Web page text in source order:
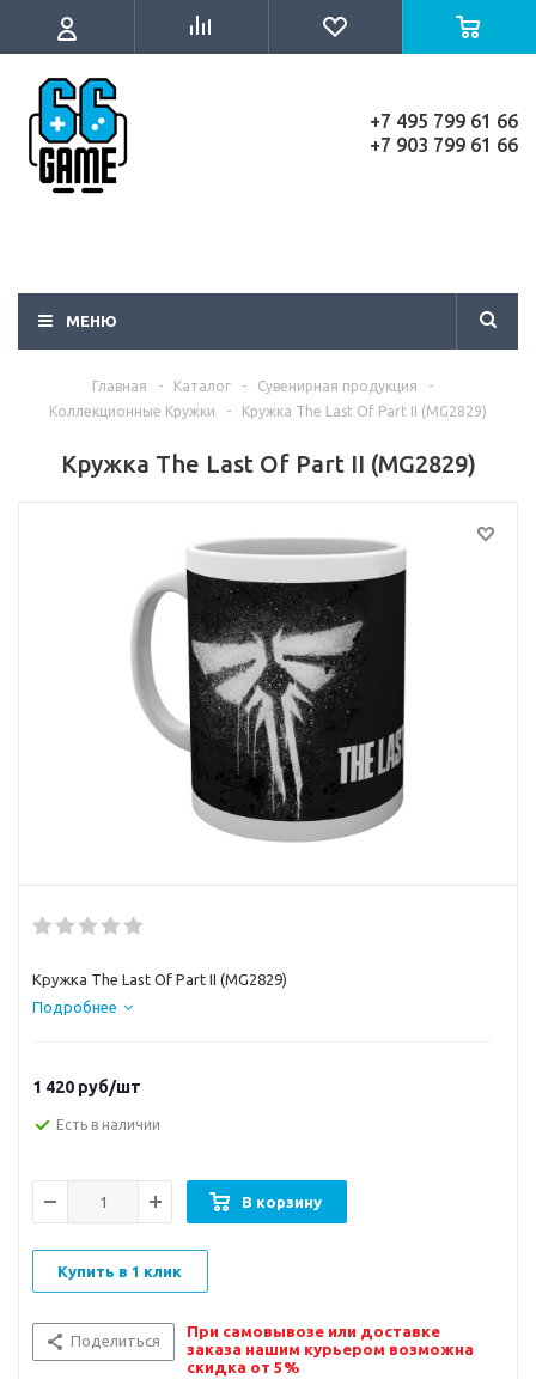
+7 495 799 61 66
+7 903 799 61 66
МЕНЮ
Главная - Каталог - Сувенирная продукция
-
Коллекционные Кружки
- Кружка The Last Of Part II (MG2829)
Кружка The Last Of Part II (MG2829)
Кружка The Last Of Part II (MG2829)
Подробнее
1 420 руб/шт
Есть в наличии
В корзину
Купить в 1 клик
Поделиться
При самовывозе или доставке
заказа нашим курьером возможна
скидка от 5%